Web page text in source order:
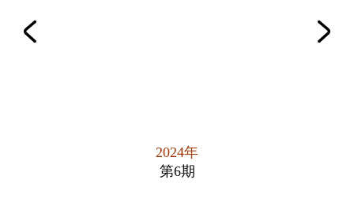
2024年
第6期